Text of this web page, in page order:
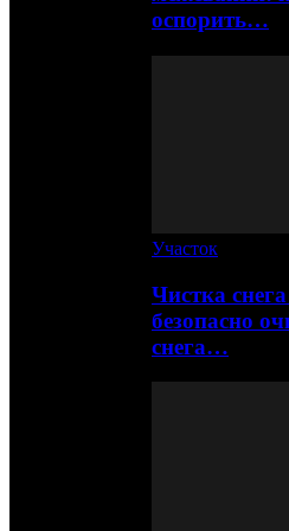
оспорить…
Участок
Чистка
безопасно
снега…